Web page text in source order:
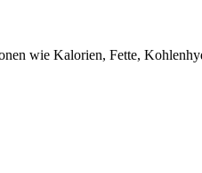
wie Kalorien, Fette,